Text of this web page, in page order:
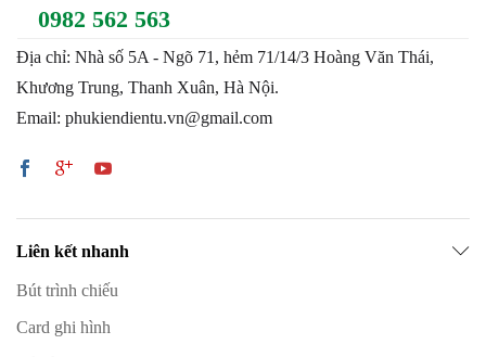
0982 562 563
Địa chỉ: Nhà số 5A - Ngõ 71, hẻm 71/14/3 Hoàng Văn Thái,
Khương Trung, Thanh Xuân, Hà Nội.
Email: phukiendientu.vn@gmail.com
Liên kết nhanh
Bút trình chiếu
Card ghi hình